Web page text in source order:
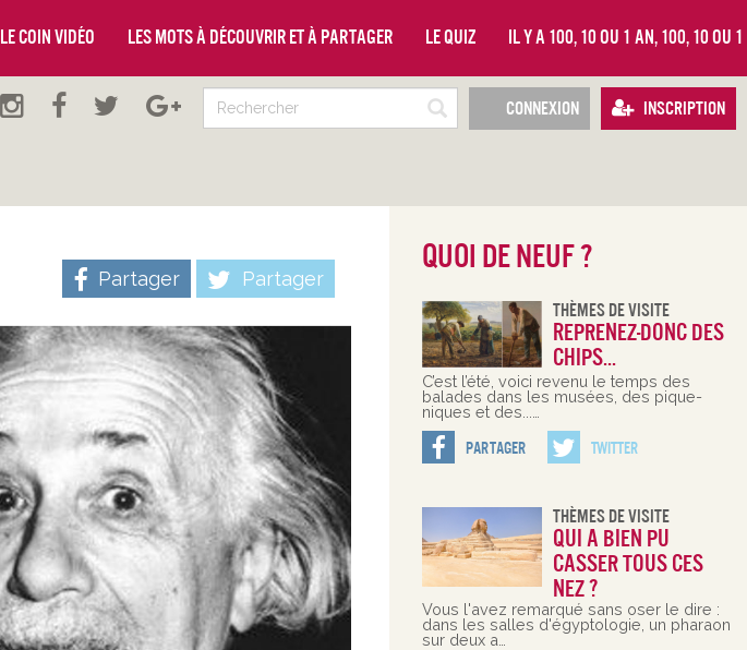
Le coin vidéo Les mots à découvrir et à partager Le quiz Il y a 100, 10 ou 1 an, 100, 10 ou
Connexion Inscription
Partager Partager
Quoi de neuf ?
Thèmes De Visite
Reprenez-donc des
chips...
C’est l’été, voici revenu le temps des
balades dans les musées, des pique-
niques et des...…
Partager Twitter
Thèmes De Visite
Qui a bien pu
casser tous ces
nez ?
Vous l'avez remarqué sans oser le dire :
dans les salles d'égyptologie, un pharaon
sur deux a…